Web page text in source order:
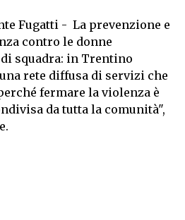
Fugatti - La prevenzione e
contro le donne
squadra: in Trentino
rete diffusa di servizi che
fermare la violenza è
da tutta la comunità",